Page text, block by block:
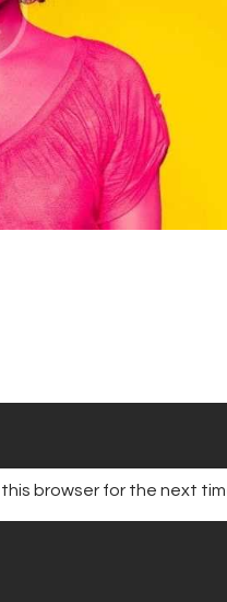
browser for the next